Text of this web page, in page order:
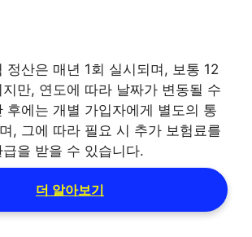
정산은 매년 1회 실시되며, 보통 12
만, 연도에 따라 날짜가 변동될 수
후에는 개별 가입자에게 별도의 통
, 그에 따라 필요 시 추가 보험료를
을 받을 수 있습니다.
더 알아보기